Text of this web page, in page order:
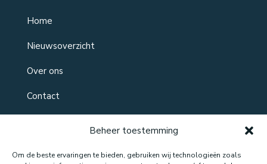
Beheer toestemming
Om de beste ervaringen te bieden, gebruiken wij technologieën zoals
Home
Nieuwsoverzicht
Over ons
Contact